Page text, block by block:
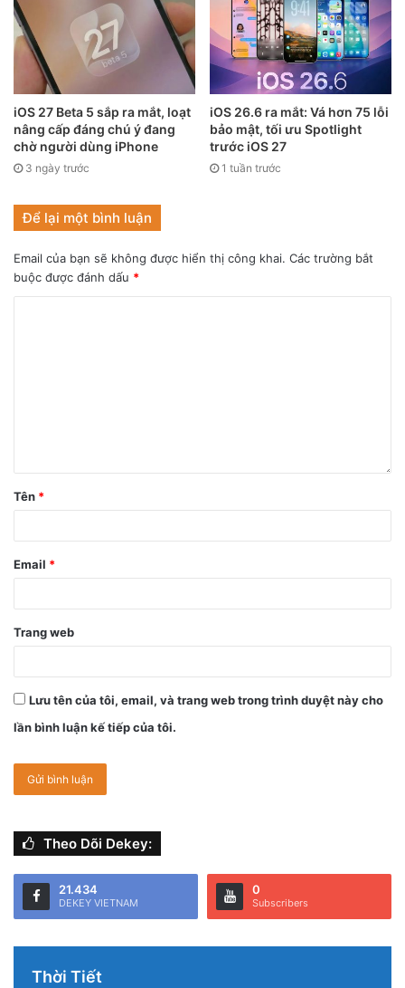
iOS 27 Beta 5 sắp ra mắt, loạt
nâng cấp đáng chú ý đang
chờ người dùng iPhone
3 ngày trước
iOS 26.6 ra mắt: Vá hơn 75 lỗi
bảo mật, tối ưu Spotlight
trước iOS 27
1 tuần trước
Để lại một bình luận
Email của bạn sẽ không được hiển thị công khai. Các trường bắt
buộc được đánh dấu *
Tên *
Email *
Trang web
Lưu tên của tôi, email, và trang web trong trình duyệt này cho
lần bình luận kế tiếp của tôi.
Theo Dõi Dekey:
21.434
DEKEY VIETNAM
0
Subscribers
Thời Tiết